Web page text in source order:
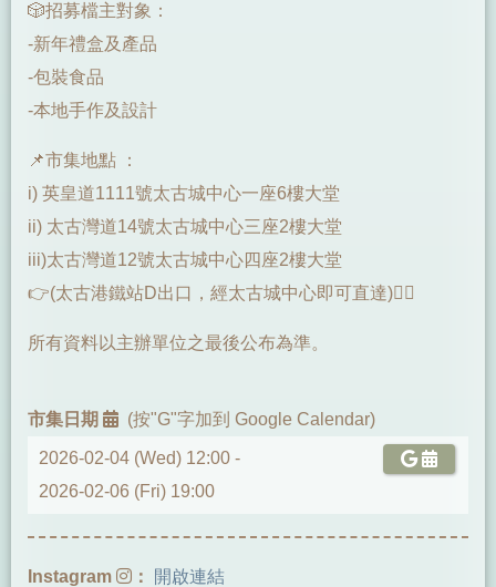
🎲招募檔主對象：
-新年禮盒及產品
-包裝食品
-本地手作及設計
📌市集地點 ：
i) 英皇道1111號太古城中心一座6樓大堂
ii) 太古灣道14號太古城中心三座2樓大堂
iii)太古灣道12號太古城中心四座2樓大堂
👉(太古港鐵站D出口，經太古城中心即可直達)🚶‍♂️
所有資料以主辦單位之最後公布為準。
市集日期 (按"G"字加到 Google Calendar)
2026-02-04 (Wed) 12:00 -
2026-02-06 (Fri) 19:00
Instagram ： 開啟連結